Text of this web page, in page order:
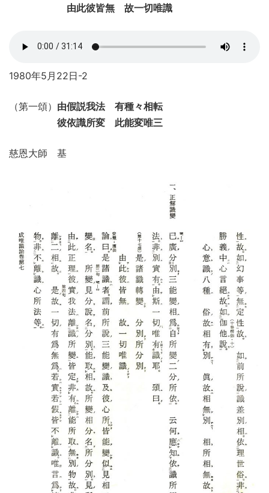
由此彼皆無 故一切唯識
1980年5月22日-2
（第一頌） 由假説我法 有種々相転
彼依識所変 此能変唯三
慈恩大師 基